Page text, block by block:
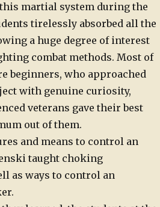
martial system during the
tirelessly absorbed all the
a huge degree of interest
combat methods. Most of
beginners, who approached
with genuine curiosity,
veterans gave their best
out of them.
and means to control an
taught choking
as ways to control an